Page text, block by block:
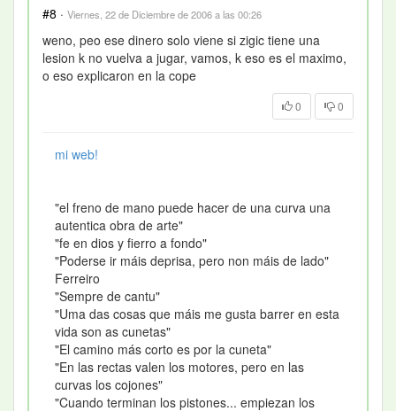
#8 · Viernes, 22 de Diciembre de 2006 a las 00:26
weno, peo ese dinero solo viene si zigic tiene una
lesion k no vuelva a jugar, vamos, k eso es el maximo,
o eso explicaron en la cope
0 0
mi web!
"el freno de mano puede hacer de una curva una
autentica obra de arte"
"fe en dios y fierro a fondo"
"Poderse ir máis deprisa, pero non máis de lado"
Ferreiro
"Sempre de cantu"
"Uma das cosas que máis me gusta barrer en esta
vida son as cunetas"
"El camino más corto es por la cuneta"
"En las rectas valen los motores, pero en las
curvas los cojones"
"Cuando terminan los pistones... empiezan los